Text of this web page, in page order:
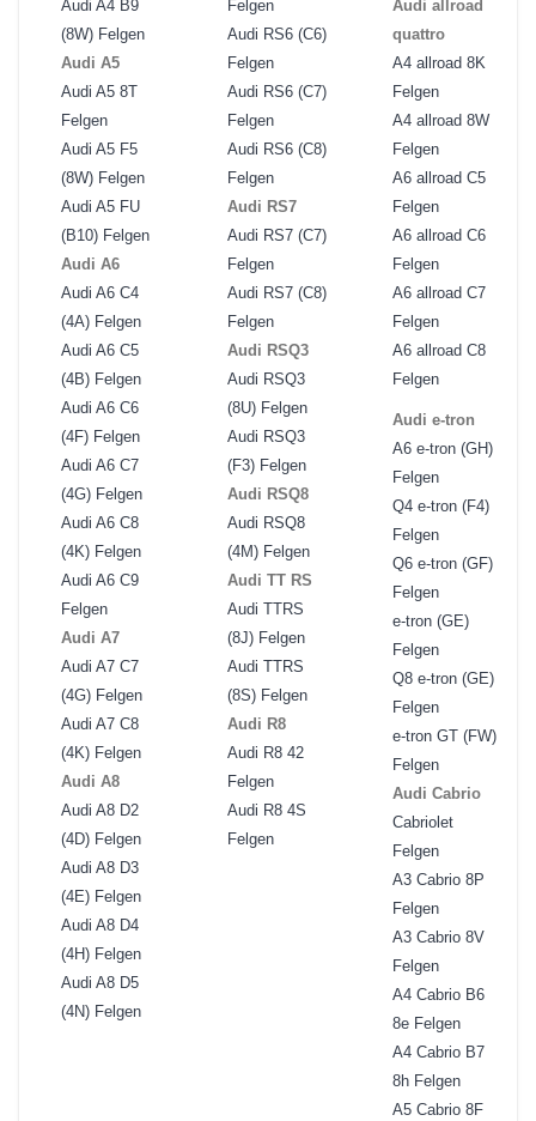
Audi A4 B9
(8W) Felgen
Audi A5
Audi A5 8T
Felgen
Audi A5 F5
(8W) Felgen
Audi A5 FU
(B10) Felgen
Audi A6
Audi A6 C4
(4A) Felgen
Audi A6 C5
(4B) Felgen
Audi A6 C6
(4F) Felgen
Audi A6 C7
(4G) Felgen
Audi A6 C8
(4K) Felgen
Audi A6 C9
Felgen
Audi A7
Audi A7 C7
(4G) Felgen
Audi A7 C8
(4K) Felgen
Audi A8
Audi A8 D2
(4D) Felgen
Audi A8 D3
(4E) Felgen
Audi A8 D4
(4H) Felgen
Audi A8 D5
(4N) Felgen
Felgen
Audi RS6 (C6)
Felgen
Audi RS6 (C7)
Felgen
Audi RS6 (C8)
Felgen
Audi RS7
Audi RS7 (C7)
Felgen
Audi RS7 (C8)
Felgen
Audi RSQ3
Audi RSQ3
(8U) Felgen
Audi RSQ3
(F3) Felgen
Audi RSQ8
Audi RSQ8
(4M) Felgen
Audi TT RS
Audi TTRS
(8J) Felgen
Audi TTRS
(8S) Felgen
Audi R8
Audi R8 42
Felgen
Audi R8 4S
Felgen
Audi allroad
quattro
A4 allroad 8K
Felgen
A4 allroad 8W
Felgen
A6 allroad C5
Felgen
A6 allroad C6
Felgen
A6 allroad C7
Felgen
A6 allroad C8
Felgen
Audi e-tron
A6 e-tron (GH)
Felgen
Q4 e-tron (F4)
Felgen
Q6 e-tron (GF)
Felgen
e-tron (GE)
Felgen
Q8 e-tron (GE)
Felgen
e-tron GT (FW)
Felgen
Audi Cabrio
Cabriolet
Felgen
A3 Cabrio 8P
Felgen
A3 Cabrio 8V
Felgen
A4 Cabrio B6
8e Felgen
A4 Cabrio B7
8h Felgen
A5 Cabrio 8F